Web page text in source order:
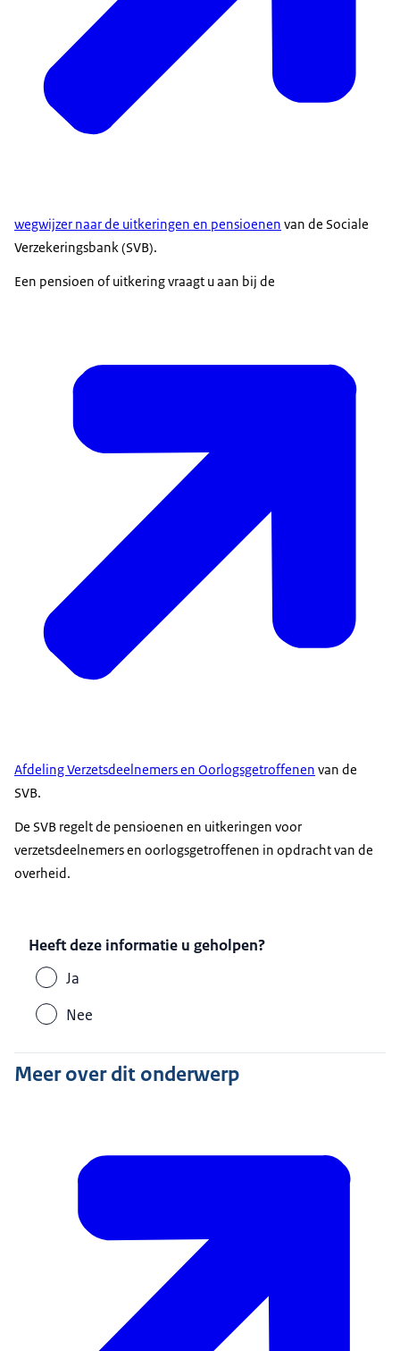
wegwijzer naar de uitkeringen en pensioenen van de Sociale
Verzekeringsbank (SVB).
Een pensioen of uitkering vraagt u aan bij de
Afdeling Verzetsdeelnemers en Oorlogsgetroffenen van de
SVB.
De SVB regelt de pensioenen en uitkeringen voor
verzetsdeelnemers en oorlogsgetroffenen in opdracht van de
overheid.
Heeft deze informatie u geholpen?
Ja
Nee
Meer over dit onderwerp